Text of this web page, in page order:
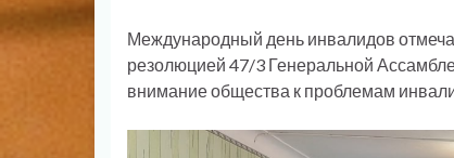
Международный день инвалидов
резолюцией 47/3 Генеральной
внимание общества к проблемам